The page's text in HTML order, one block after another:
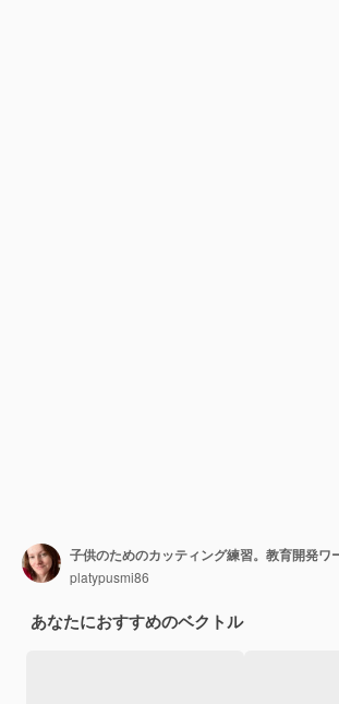
子供のためのカッティング練習。教育開発ワ
platypusmi86
あなたにおすすめのベクトル